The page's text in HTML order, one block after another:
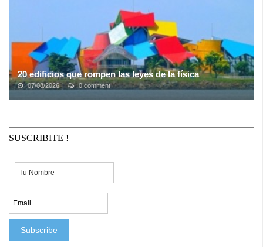
20 edificios que rompen las leyes de la física
07/08/2026 0 comment
O al menos lo intentan, porque si antes te parecía que una casa
SUSCRIBITE !